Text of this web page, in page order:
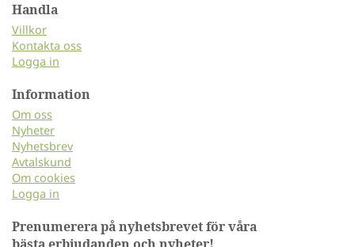
Handla
Villkor
Kontakta oss
Logga in
Information
Om oss
Nyheter
Nyhetsbrev
Avtalskund
Om cookies
Logga in
Prenumerera på nyhetsbrevet för våra